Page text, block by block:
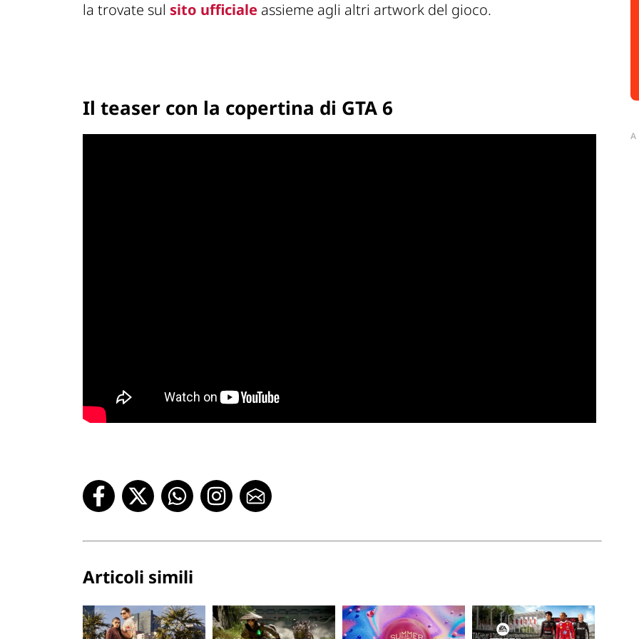
la trovate sul sito ufficiale assieme agli altri artwork del gioco.
Il teaser con la copertina di GTA 6
Articoli simili